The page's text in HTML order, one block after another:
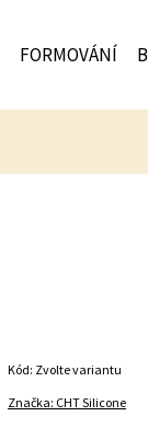
FORMOVÁNÍ
Značka: CHT Silicone
Kód: Zvolte variantu